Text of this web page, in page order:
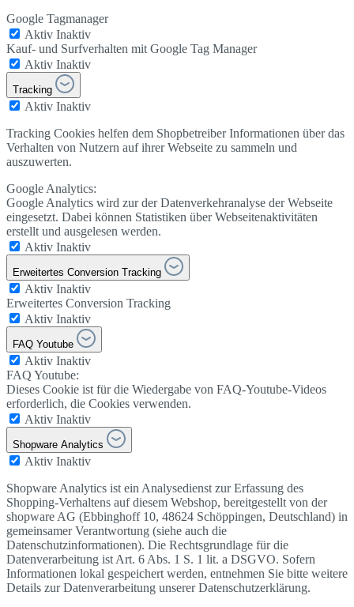
Google Tagmanager
Aktiv Inaktiv
Kauf- und Surfverhalten mit Google Tag Manager
Aktiv Inaktiv
Tracking
Aktiv Inaktiv
Tracking Cookies helfen dem Shopbetreiber Informationen über das
Verhalten von Nutzern auf ihrer Webseite zu sammeln und
auszuwerten.
Google Analytics:
Google Analytics wird zur der Datenverkehranalyse der Webseite
eingesetzt. Dabei können Statistiken über Webseitenaktivitäten
erstellt und ausgelesen werden.
Aktiv Inaktiv
Erweitertes Conversion Tracking
Aktiv Inaktiv
Erweitertes Conversion Tracking
Aktiv Inaktiv
FAQ Youtube
Aktiv Inaktiv
FAQ Youtube:
Dieses Cookie ist für die Wiedergabe von FAQ-Youtube-Videos
erforderlich, die Cookies verwenden.
Aktiv Inaktiv
Shopware Analytics
Aktiv Inaktiv
Shopware Analytics ist ein Analysedienst zur Erfassung des
Shopping-Verhaltens auf diesem Webshop, bereitgestellt von der
shopware AG (Ebbinghoff 10, 48624 Schöppingen, Deutschland) in
gemeinsamer Verantwortung (siehe auch die
Datenschutzinformationen). Die Rechtsgrundlage für die
Datenverarbeitung ist Art. 6 Abs. 1 S. 1 lit. a DSGVO. Sofern
Informationen lokal gespeichert werden, entnehmen Sie bitte weitere
Details zur Datenverarbeitung unserer Datenschutzerklärung.